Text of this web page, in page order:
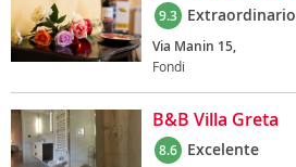
9.3 Extraordinario
Via Manin 15,
Fondi
B&B Villa Greta
8.6 Excelente